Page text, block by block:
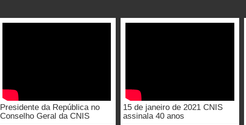
Presidente da República no
Conselho Geral da CNIS
15 de janeiro de 2021 CNIS
assinala 40 anos